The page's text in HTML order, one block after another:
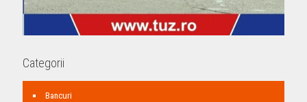
Categorii
Bancuri